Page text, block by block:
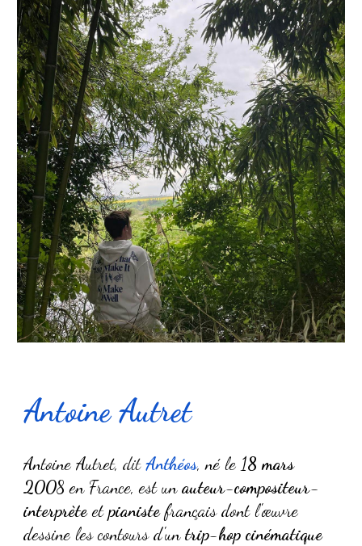
Antoine Autret
Antoine Autret, dit Anthéos, né le 18 mars
2008 en France, est unauteur-compositeur-
interprèteetpianiste français dont l'œuvre
dessine les contours d'untrip-hop cinématique